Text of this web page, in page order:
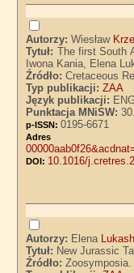
Autorzy:Wiesław
Tytuł: The first South
Iwona Kania, Elena
Źródło:Cretaceous
Typ publikacji:ZAA
Język publikacji: ENG
Punktacja MNiSW:
p-ISSN:0195-6671
DOI: 10.1016/
Autorzy: Elena
Tytuł: New Jurassic
Źródło: